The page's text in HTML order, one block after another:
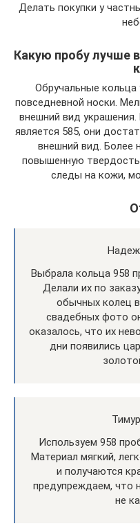
Делать покупки у
Какую пробу лучше
Обручальные
повседневной носки.
внешний вид
является 585, они
внешний вид. Более
повышенную
следы на кожи,
Выбрала кольца 958
Делали их по
обычных колец
свадебных фото
оказалось, что их
дни появились
Используем 958
Материал мягкий,
и получаются
предупреждаем, что
не